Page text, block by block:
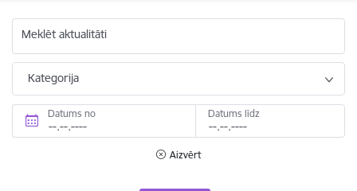
Meklēt aktualitāti
Kategorija
Datums no Datums līdz
Aizvērt